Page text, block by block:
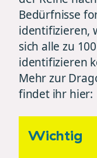
Bedürfnisse
identifizieren,
sich alle zu
identifizieren
Mehr zur
findet ihr hier:
Wichtig